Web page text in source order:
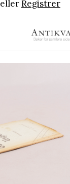
ellerRegistrer